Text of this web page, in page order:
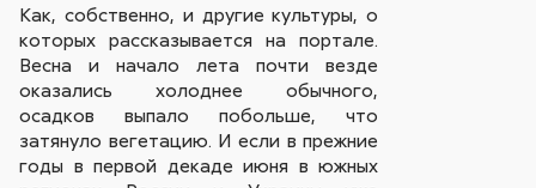
Как, собственно, и другие культуры, о
которых рассказывается на портале.
Весна и начало лета почти везде
оказались холоднее обычного,
осадков выпало побольше, что
затянуло вегетацию. И если в прежние
годы в первой декаде июня в южных